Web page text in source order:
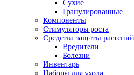
Сухие
Гранулированные
Компоненты
Стимуляторы роста
Средства защиты растений
Вредители
Болезни
Инвентарь
Наборы для ухода